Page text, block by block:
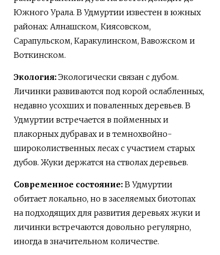
Южного Урала. В Удмуртии известен в южных
районах: Алнашском, Киясовском,
Сарапульском, Каракулинском, Вавожском и
Воткинском.
Экология: Экологически связан с дубом.
Личинки развиваются под корой ослабленных,
недавно усохших и поваленных деревьев. В
Удмуртии встречается в пойменных и
плакорных дубравах и в темнохвойно-
широколиственных лесах с участием старых
дубов. Жуки держатся на стволах деревьев.
Современное состояние: В Удмуртии
обитает локально, но в заселяемых биотопах
на подходящих для развития деревьях жуки и
личинки встречаются довольно регулярно,
иногда в значительном количестве.